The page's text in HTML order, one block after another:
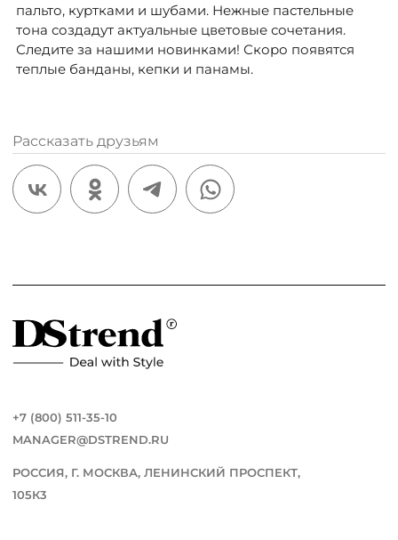
MANAGER@DSTREND.RU
пальто, куртками и шубами. Нежные пастельные
тона создадут актуальные цветовые сочетания.
Следите за нашими новинками! Скоро появятся
теплые банданы, кепки и панамы.
Рассказать друзьям
+7 (800) 511-35-10
MANAGER@DSTREND.RU
РОССИЯ, Г. МОСКВА, ЛЕНИНСКИЙ ПРОСПЕКТ,
105К3